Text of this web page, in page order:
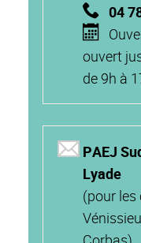
04
ouvert
de 9h à
PAEJ
Lyade
(pour